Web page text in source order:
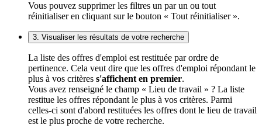
Vous pouvez supprimer les filtres un par un ou tout
réinitialiser en cliquant sur le bouton « Tout réinitialiser ».
3. Visualiser les résultats de votre recherche
La liste des offres d'emploi est restituée par ordre de
pertinence. Cela veut dire que les offres d'emploi répondant le
plus à vos critères s'affichent en premier.
Vous avez renseigné le champ « Lieu de travail » ? La liste
restitue les offres répondant le plus à vos critères. Parmi
celles-ci sont d'abord restituées les offres dont le lieu de travail
est le plus proche de votre recherche.